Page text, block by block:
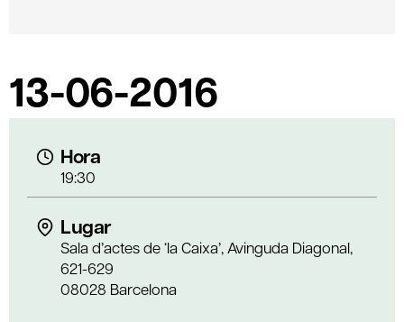
13-06-2016
Hora
19:30
Lugar
Sala d’actes de ‘la Caixa’, Avinguda Diagonal,
621-629
08028 Barcelona